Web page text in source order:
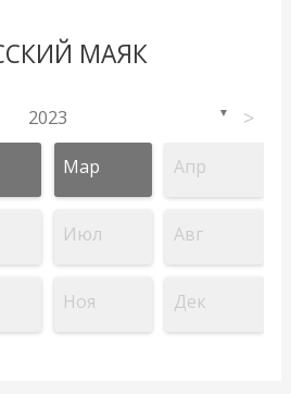
МАЯК
2023 ▼ >
Мар Апр
Июл Авг
Ноя Дек